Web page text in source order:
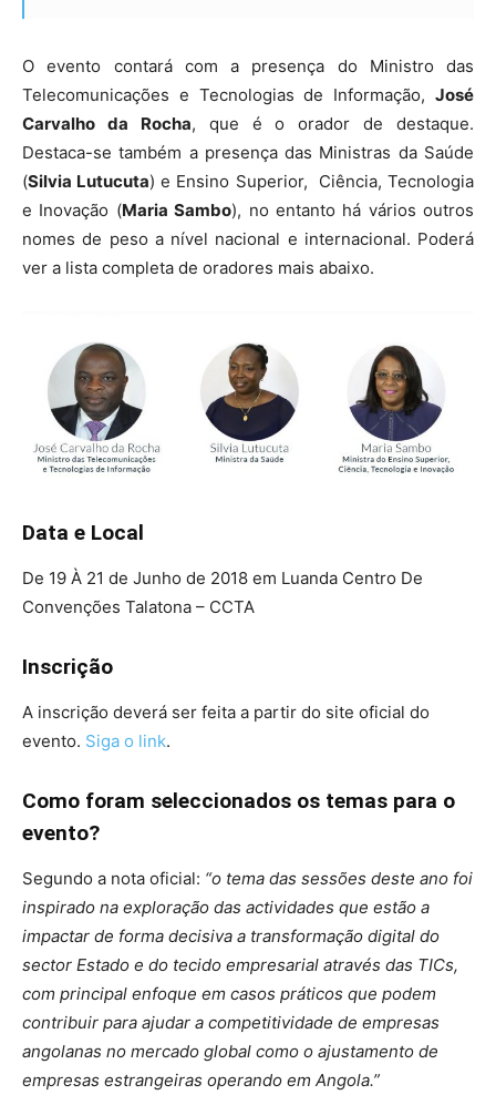
O evento contará com a presença do Ministro das
Telecomunicações e Tecnologias de Informação, José
Carvalho da Rocha, que é o orador de destaque.
Destaca-se também a presença das Ministras da Saúde
(Silvia Lutucuta) e Ensino Superior, Ciência, Tecnologia
e Inovação (Maria Sambo), no entanto há vários outros
nomes de peso a nível nacional e internacional. Poderá
ver a lista completa de oradores mais abaixo.
Data e Local
De 19 À 21 de Junho de 2018 em Luanda Centro De
Convenções Talatona – CCTA
Inscrição
A inscrição deverá ser feita a partir do site oficial do
evento. Siga o link.
Como foram seleccionados os temas para o
evento?
​Segundo a nota oficial: “o tema das sessões deste ano foi
inspirado na exploração das actividades que estão a
impactar de forma decisiva a transformação digital do
sector Estado e do tecido empresarial através das TICs,
com principal enfoque em casos práticos que podem
contribuir para ajudar a competitividade de empresas
angolanas no mercado global como o ajustamento de
empresas estrangeiras operando em Angola.”